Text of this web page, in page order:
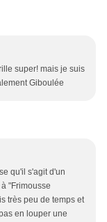
super! mais je suis
Giboulée
qu'il s'agit d'un
"Frimousse
très peu de temps et
en louper une